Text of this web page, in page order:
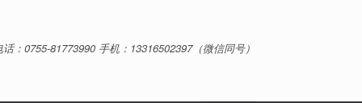
：0755-81773990 手机：13316502397（微信同号）